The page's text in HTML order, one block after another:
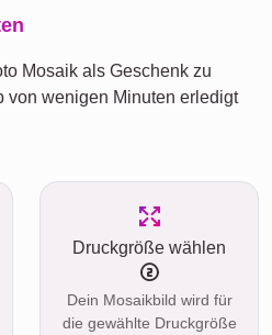
Mosaik als Geschenk zu
von wenigen Minuten erledigt
Druckgröße wählen
Dein Mosaikbild wird für
die gewählte Druckgröße